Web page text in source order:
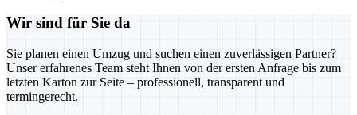
Wir sind für Sie da
Sie planen einen Umzug und suchen einen zuverlässigen Partner?
Unser erfahrenes Team steht Ihnen von der ersten Anfrage bis zum
letzten Karton zur Seite – professionell, transparent und
termingerecht.